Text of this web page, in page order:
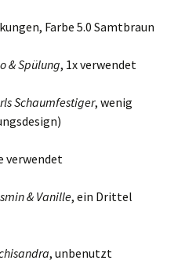
Farbe 5.0 Samtbraun
& Spülung, 1x verwendet
Schaumfestiger, wenig
verwendet
& Vanille, ein Drittel
, unbenutzt